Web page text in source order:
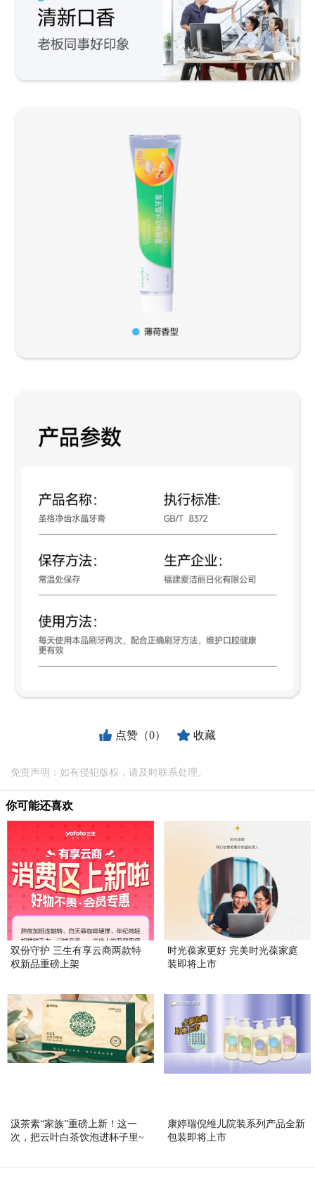
点赞（0） 收藏
免责声明：如有侵犯版权，请及时联系处理。
你可能还喜欢
双份守护 三生有享云商两款特
权新品重磅上架
时光葆家更好 完美时光葆家庭
装即将上市
汲茶素“家族”重磅上新！这一
次，把云叶白茶饮泡进杯子里~
康婷瑞倪维儿院装系列产品全新
包装即将上市